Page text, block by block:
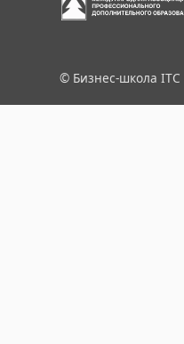
© Бизнес-школа ITC